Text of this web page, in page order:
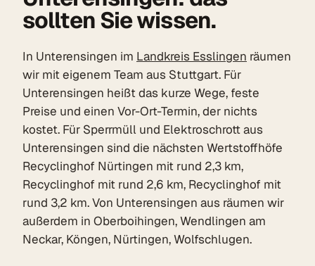
sollten Sie wissen.
In Unterensingen im Landkreis Esslingen räumen
wir mit eigenem Team aus Stuttgart. Für
Unterensingen heißt das kurze Wege, feste
Preise und einen Vor-Ort-Termin, der nichts
kostet. Für Sperrmüll und Elektroschrott aus
Unterensingen sind die nächsten Wertstoffhöfe
Recyclinghof Nürtingen mit rund 2,3 km,
Recyclinghof mit rund 2,6 km, Recyclinghof mit
rund 3,2 km. Von Unterensingen aus räumen wir
außerdem in Oberboihingen, Wendlingen am
Neckar, Köngen, Nürtingen, Wolfschlugen.